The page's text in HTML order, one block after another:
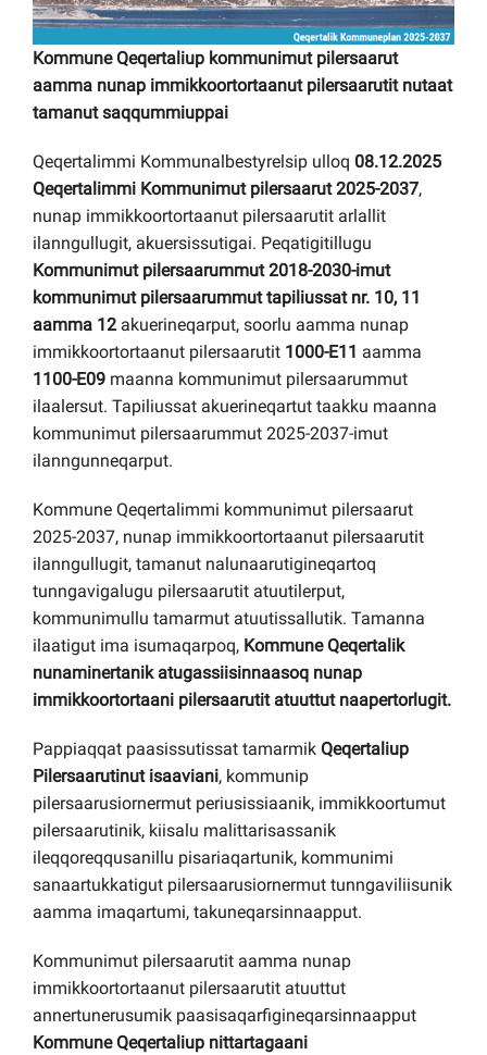
Imminut kiffartuunneq
Pilersaarutinut isaavik
Piffissamik inniminniineq
Kommune Qeqertaliup kommunimut pilersaarut
aamma nunap immikkoortortaanut pilersaarutit nutaat
tamanut saqqummiuppai
Qeqertalimmi Kommunalbestyrelsip ulloq 08.12.2025
Qeqertalimmi Kommunimut pilersaarut 2025-2037,
nunap immikkoortortaanut pilersaarutit arlallit
ilanngullugit, akuersissutigai. Peqatigitillugu
Kommunimut pilersaarummut 2018-2030-imut
kommunimut pilersaarummut tapiliussat nr. 10, 11
aamma 12 akuerineqarput, soorlu aamma nunap
immikkoortortaanut pilersaarutit 1000-E11 aamma
1100-E09 maanna kommunimut pilersaarummut
ilaalersut. Tapiliussat akuerineqartut taakku maanna
kommunimut pilersaarummut 2025-2037-imut
ilanngunneqarput.
Kommune Qeqertalimmi kommunimut pilersaarut
2025-2037, nunap immikkoortortaanut pilersaarutit
ilanngullugit, tamanut nalunaarutigineqartoq
tunngavigalugu pilersaarutit atuutilerput,
kommunimullu tamarmut atuutissallutik. Tamanna
ilaatigut ima isumaqarpoq, Kommune Qeqertalik
nunaminertanik atugassiisinnaasoq nunap
immikkoortortaani pilersaarutit atuuttut naapertorlugit.
Pappiaqqat paasissutissat tamarmik Qeqertaliup
Pilersaarutinut isaaviani, kommunip
pilersaarusiornermut periusissiaanik, immikkoortumut
pilersaarutinik, kiisalu malittarisassanik
ileqqoreqqusanillu pisariaqartunik, kommunimi
sanaartukkatigut pilersaarusiornermut tunngaviliisunik
aamma imaqartumi, takuneqarsinnaapput.
Kommunimut pilersaarutit aamma nunap
immikkoortortaanut pilersaarutit atuuttut
annertunerusumik paasisaqarfigineqarsinnaapput
Kommune Qeqertaliup nittartagaani